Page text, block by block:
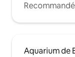
Aquarium de